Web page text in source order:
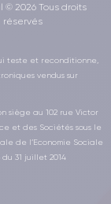
© 2026 Tous droits
réservés
teste et reconditionne,
vendus sur
siège au 102 rue Victor
et des Sociétés sous le
de l’Economie Sociale
31 juillet 2014